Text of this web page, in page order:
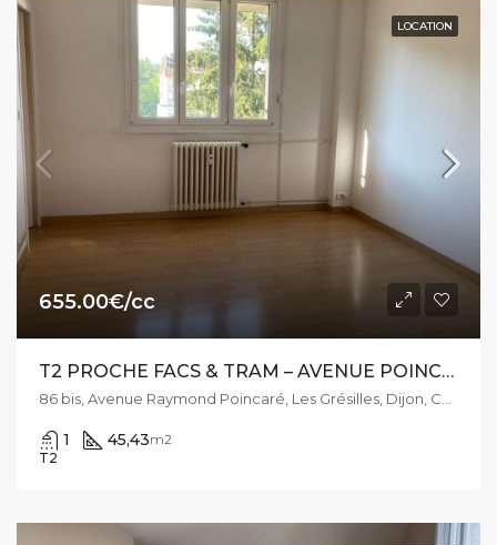
LOCATION
655.00€/cc
T2 PROCHE FACS & TRAM – AVENUE POINCARÉ
1 45,43m2
T2